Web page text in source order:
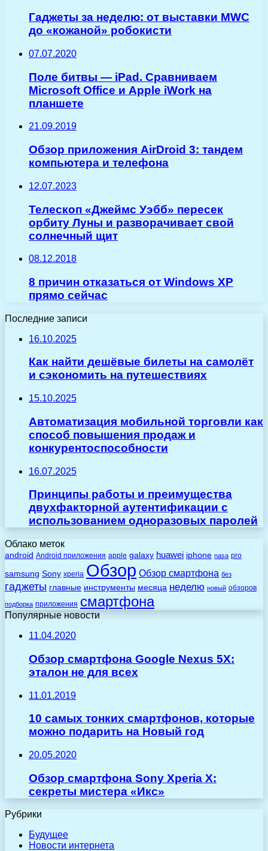
Гаджеты за неделю: от выставки MWC
до «кожаной» робокисти
07.07.2020
Поле битвы — iPad. Сравниваем
Microsoft Office и Apple iWork на
планшете
21.09.2019
Обзор приложения AirDroid 3: тандем
компьютера и телефона
12.07.2023
Телескоп «Джеймс Уэбб» пересек
орбиту Луны и разворачивает свой
солнечный щит
08.12.2018
8 причин отказаться от Windows XP
прямо сейчас
Последние записи
16.10.2025
Как найти дешёвые билеты на самолёт
и сэкономить на путешествиях
15.10.2025
Автоматизация мобильной торговли как
способ повышения продаж и
конкурентоспособности
16.07.2025
Принципы работы и преимущества
двухфакторной аутентификации с
использованием одноразовых паролей
Облако меток
android Android приложения apple galaxy huawei iphone nasa pro
samsung Sony xperia Обзор Обзор смартфона без
гаджеты главные инструменты месяца неделю новый обзоров
подборка приложения смартфона
Популярные новости
11.04.2020
Обзор смартфона Google Nexus 5X:
эталон не для всех
11.01.2019
10 самых тонких смартфонов, которые
можно подарить на Новый год
20.05.2020
Обзор смартфона Sony Xperia X:
секреты мистера «Икс»
Рубрики
Будущее
Новости интернета